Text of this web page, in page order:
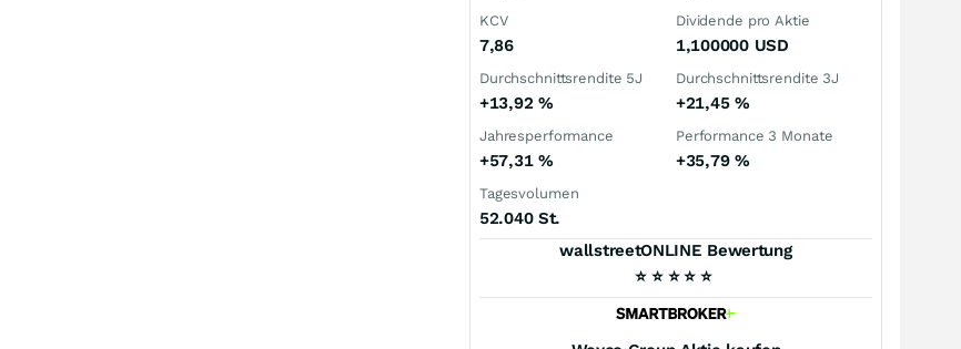
KCV
7,86
Dividende pro Aktie
1,100000 USD
Durchschnittsrendite 5J
+13,92 %
Durchschnittsrendite 3J
+21,45 %
Jahresperformance
+57,31 %
Performance 3 Monate
+35,79 %
Tagesvolumen
52.040 St.
wallstreetONLINE Bewertung
⭐ ⭐ ⭐ ⭐ ⭐